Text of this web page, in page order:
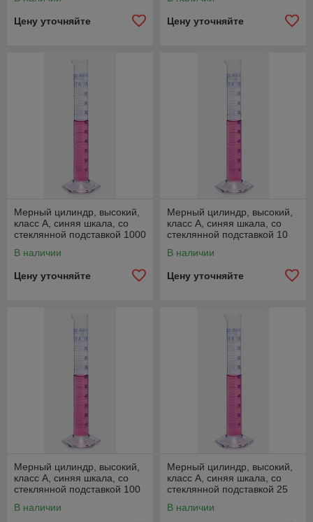
Цену уточняйте Цену уточняйте
Мерный цилиндр, высокий,
класс А, синяя шкала, со
стеклянной подставкой 1000
В наличии
Цену уточняйте
Мерный цилиндр, высокий,
класс А, синяя шкала, со
стеклянной подставкой 10
В наличии
Цену уточняйте
Мерный цилиндр, высокий,
класс А, синяя шкала, со
стеклянной подставкой 100
В наличии
Мерный цилиндр, высокий,
класс А, синяя шкала, со
стеклянной подставкой 25
В наличии